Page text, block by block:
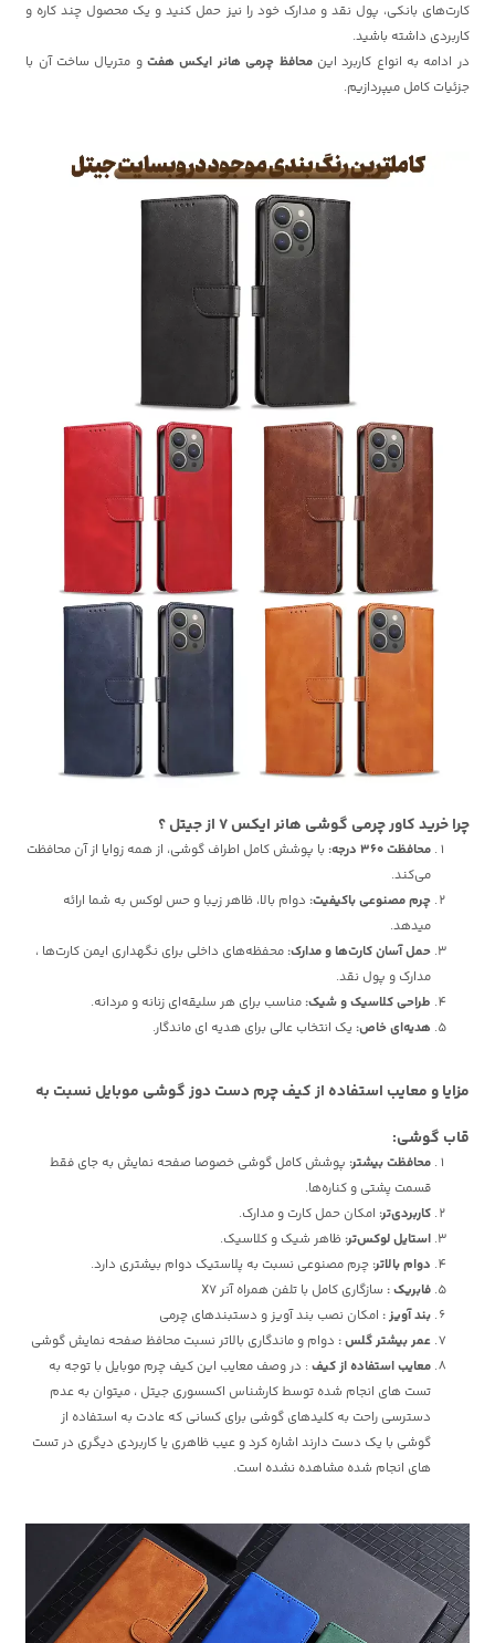
کارت‌های بانکی، پول نقد و مدارک خود را نیز حمل کنید و یک محصول چند کاره و
کاربردی داشته باشید.
در ادامه به انواع کاربرد اینمحافظ چرمی هانر ایکس هفتو متریال ساخت آن با
جزئیات کامل میپردازیم.
چرا خرید کاور چرمی گوشی هانر ایکس 7 از جیتل ؟
محافظت 360 درجه:
با پوشش کامل اطراف گوشی، از همه زوایا از آن محافظت
می‌کند.
چرم مصنوعی باکیفیت: دوام بالا، ظاهر زیبا و حس لوکس به شما ارائه
میدهد.
حمل آسان کارت‌ها و مدارک: محفظه‌های داخلی برای نگهداری ایمن کارت‌ها ،
مدارک و پول نقد.
طراحی کلاسیک و شیک: مناسب برای هر سلیقه‌ای زنانه و مردانه.
هدیه‌ای خاص: یک انتخاب عالی برای هدیه ای ماندگار.
مزایا و معایب استفاده از کیف چرم دست دوز گوشی موبایل نسبت به
قاب گوشی:
محافظت بیشتر: پوشش کامل گوشی خصوصا صفحه نمایش به جای فقط
قسمت پشتی و کناره‌ها.
کاربردی‌تر: امکان حمل کارت و مدارک.
استایل لوکس‌تر: ظاهر شیک و کلاسیک.
دوام بالاتر: چرم مصنوعی نسبت به پلاستیک دوام بیشتری دارد.
فابریک : سازگاری کامل با تلفن همراه آنر X7
بند آویز : امکان نصب بند آویز و دستبندهای چرمی
عمر بیشتر گلس : دوام و ماندگاری بالاتر نسبت محافظ صفحه نمایش گوشی
معایب استفاده از کیف : در وصف معایب این کیف چرم موبایل با توجه به
تست های انجام شده توسط کارشناس اکسسوری جیتل ، میتوان به عدم
دسترسی راحت به کلیدهای گوشی برای کسانی که عادت به استفاده از
گوشی با یک دست دارند اشاره کرد و عیب ظاهری یا کاربردی دیگری در تست
های انجام شده مشاهده نشده است.